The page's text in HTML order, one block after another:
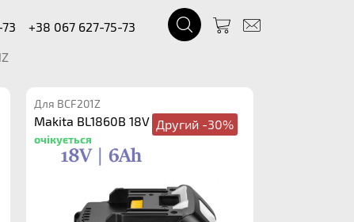
+38 067 627-75-73
Для BCF201Z
Makita BL1860B 18V 6.0Ah
очікується
Другий -30%